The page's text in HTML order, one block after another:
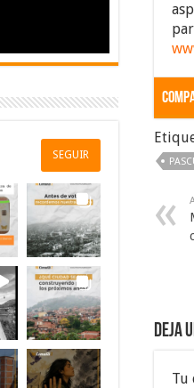
Deja
Tu
SEGUIR